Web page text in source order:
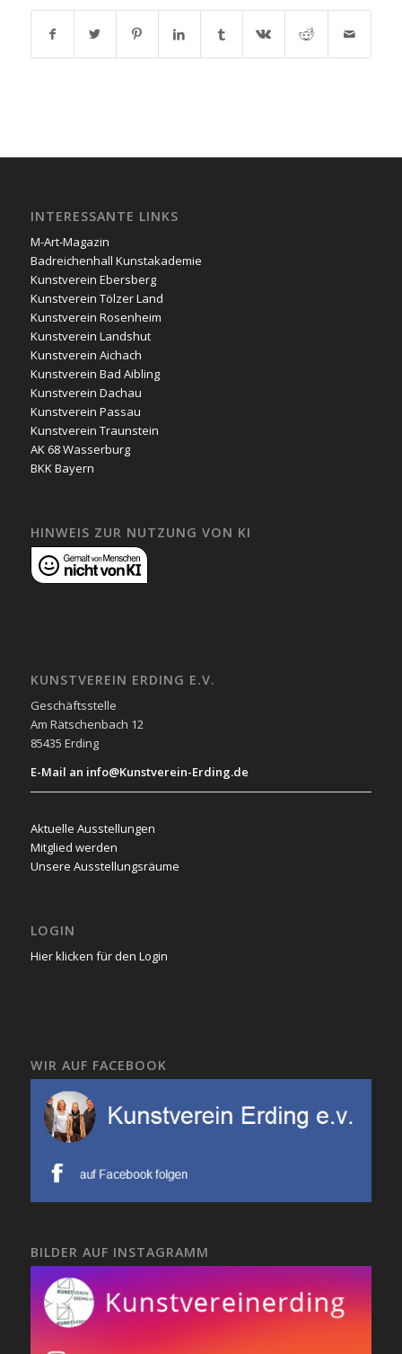
INTERESSANTE LINKS
M-Art-Magazin
Badreichenhall Kunstakademie
Kunstverein Ebersberg
Kunstverein Tölzer Land
Kunstverein Rosenheim
Kunstverein Landshut
Kunstverein Aichach
Kunstverein Bad Aibling
Kunstverein Dachau
Kunstverein Passau
Kunstverein Traunstein
AK 68 Wasserburg
BKK Bayern
HINWEIS ZUR NUTZUNG VON KI
KUNSTVEREIN ERDING E.V.
Geschäftsstelle
Am Rätschenbach 12
85435 Erding
E-Mail an info@Kunstverein-Erding.de
Aktuelle Ausstellungen
Mitglied werden
Unsere Ausstellungsräume
LOGIN
Hier klicken für den Login
WIR AUF FACEBOOK
BILDER AUF INSTAGRAMM